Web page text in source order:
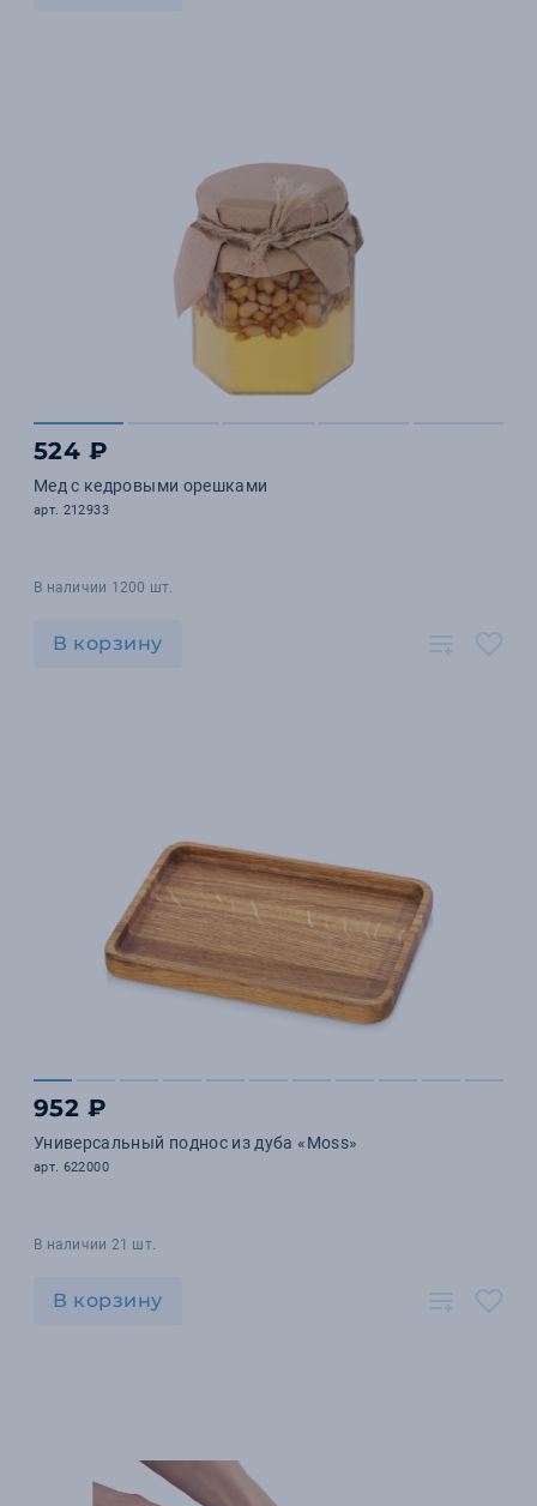
524 ₽
Мед с кедровыми орешками
арт. 212933
В наличии 1200 шт.
В корзину
952 ₽
Универсальный поднос из дуба «Moss»
арт. 622000
В наличии 21 шт.
В корзину